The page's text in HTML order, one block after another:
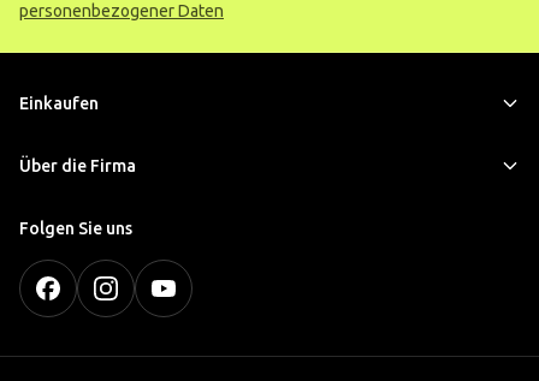
personenbezogener Daten
Einkaufen
Über die Firma
Folgen Sie uns